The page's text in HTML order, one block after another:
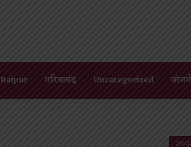
Raipur गरियाबंद Uncategorized